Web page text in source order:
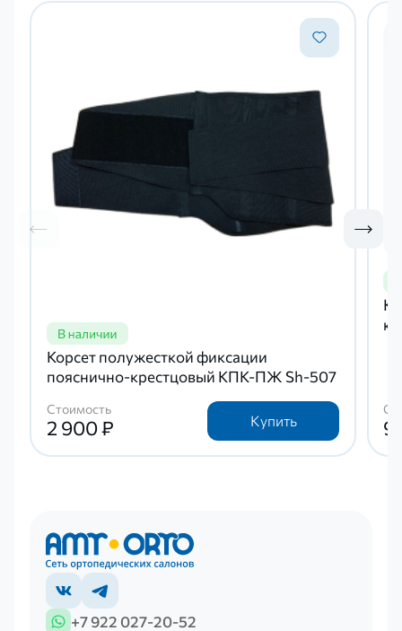
Корсет полужесткой фиксации
пояснично-крестцовый КПК-ПЖ Sh-507
Стоимость
2 900 ₽ Купить
+7 922 027-20-52